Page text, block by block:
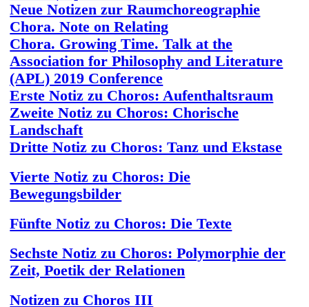
Neue Notizen zur Raumchoreographie
Chora. Note on Relating
Chora. Growing Time. Talk at the
Association for Philosophy and Literature
(APL) 2019 Conference
Erste Notiz zu Choros: Aufenthaltsraum
Zweite Notiz zu Choros: Chorische
Landschaft
Dritte Notiz zu Choros: Tanz und Ekstase
Vierte Notiz zu Choros: Die
Bewegungsbilder
Fünfte Notiz zu Choros: Die Texte
Sechste Notiz zu Choros: Polymorphie der
Zeit, Poetik der Relationen
Notizen zu Choros III